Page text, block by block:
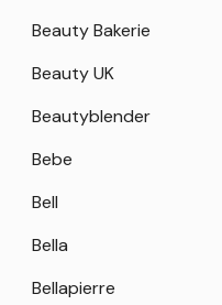
Beauty Bakerie
Beauty UK
Beautyblender
Bebe
Bell
Bella
Bellapierre